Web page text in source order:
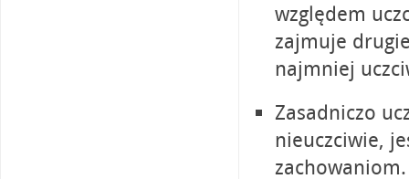
względem
zajmuje
najmniej
Zasadniczo
nieuczciwie,